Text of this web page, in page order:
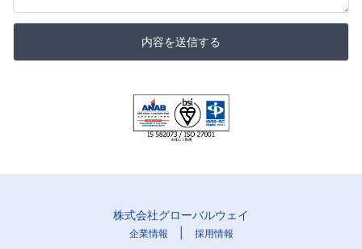
内容を送信する
株式会社グローバルウェイ
企業情報 採用情報